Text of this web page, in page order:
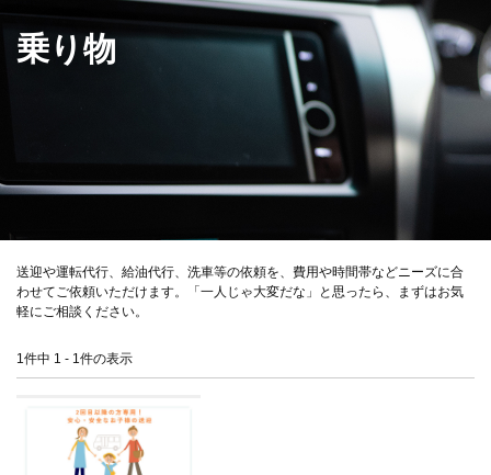
乗り物
送迎や運転代行、給油代行、洗車等の依頼を、費用や時間帯などニーズに合
わせてご依頼いただけます。「一人じゃ大変だな」と思ったら、まずはお気
軽にご相談ください。
1件中 1 - 1件の表示